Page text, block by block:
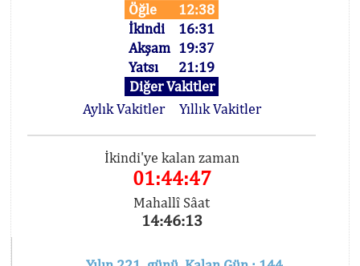
Öğle
12:38
İkindi
16:31
Akşam 19:37
Yatsı
21:19
Diğer Vakitler
Aylık Vakitler
Yıllık Vakitler
İkindi'ye kalan zaman
01:44:47
Mahallî Sâat
14:46:13